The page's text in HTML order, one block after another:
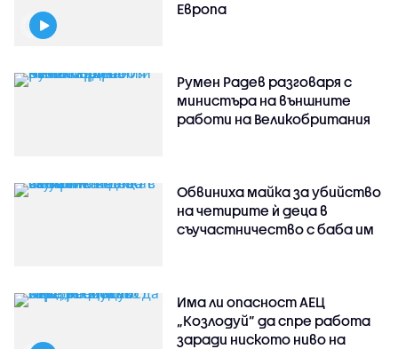
Европа
Румен Радев разговаря с
министъра на външните
работи на Великобритания
Обвиниха майка за убийство
на четирите ѝ деца в
съучастничество с баба им
Има ли опасност АЕЦ
„Козлодуй” да спре работа
заради ниското ниво на